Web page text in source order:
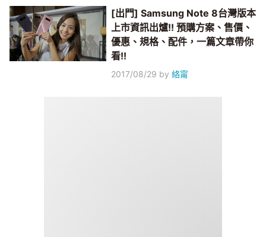
[出門] Samsung Note 8台灣版本
上市資訊出爐!! 預購方案、售價、
優惠、規格、配件，一篇文章帶你
看!!
2017/08/29 by絡甯